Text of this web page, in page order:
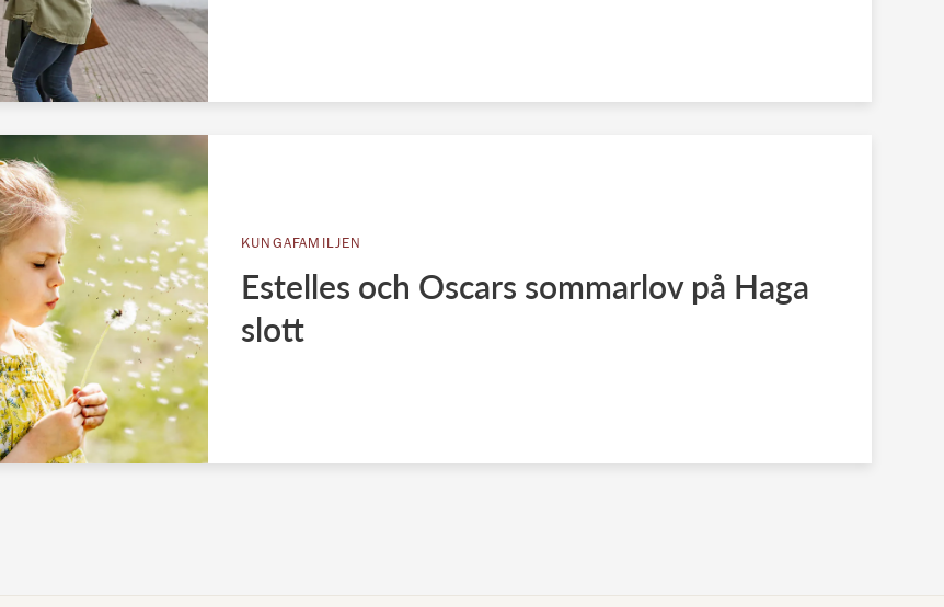
KUNGAFAMILJEN
Estelles och Oscars sommarlov på Haga
slott